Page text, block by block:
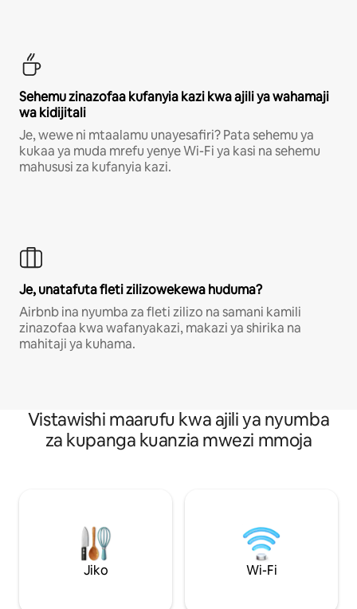
Sehemu zinazofaa kufanyia kazi kwa ajili ya wahamaji
wa kidijitali
Je, wewe ni mtaalamu unayesafiri? Pata sehemu ya
kukaa ya muda mrefu yenye Wi-Fi ya kasi na sehemu
mahususi za kufanyia kazi.
Je, unatafuta fleti zilizowekewa huduma?
Airbnb ina nyumba za fleti zilizo na samani kamili
zinazofaa kwa wafanyakazi, makazi ya shirika na
mahitaji ya kuhama.
Vistawishi maarufu kwa ajili ya nyumba
za kupanga kuanzia mwezi mmoja
Jiko Wi-Fi